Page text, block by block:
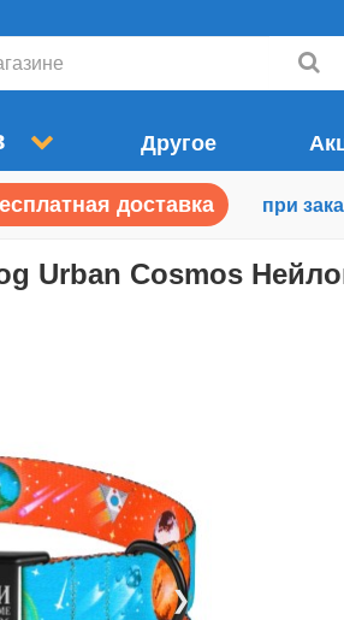
Другое
доставка при
Urban Cosmos
❯